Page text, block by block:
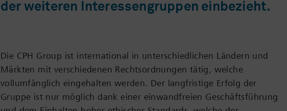
der weiteren Interessen­gruppen einbezieht.
Die CPH Group ist international in unterschiedlichen Ländern und
Märkten mit verschiedenen Rechtsordnungen tätig, welche
vollumfänglich eingehalten werden. Der langfristige Erfolg der
Gruppe ist nur möglich dank einer einwandfreien Geschäftsführung